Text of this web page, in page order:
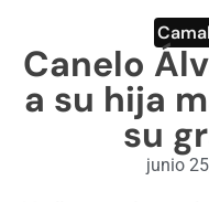
Canelo
a su hija
su
junio